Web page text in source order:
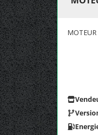
MOTEUR